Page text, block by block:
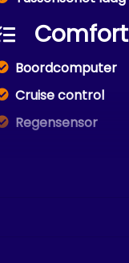
Comfort
Boordcomputer
Cruise control
Regensensor